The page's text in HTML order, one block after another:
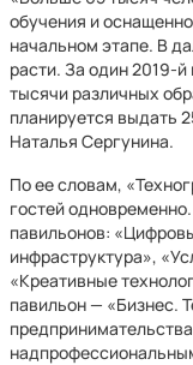
обучения и
начальном этапе. В
расти. За один 2019-й
тысячи различных
планируется выдать
Наталья Сергунина.
По ее словам,
гостей
павильонов:
инфраструктура»,
«Креативные
павильон — «Бизнес.